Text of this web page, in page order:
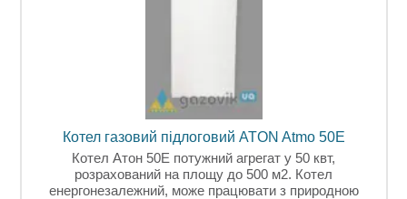
Котел газовий підлоговий ATON Atmo 50Е
Котел Атон 50Е потужний агрегат у 50 квт,
розрахований на площу до 500 м2. Котел
енергонезалежний, може працювати з природною